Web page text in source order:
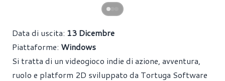
Data di uscita: 13 Dicembre
Piattaforme: Windows
Si tratta di un videogioco indie di azione, avventura,
ruolo e platform 2D sviluppato da Tortuga Software